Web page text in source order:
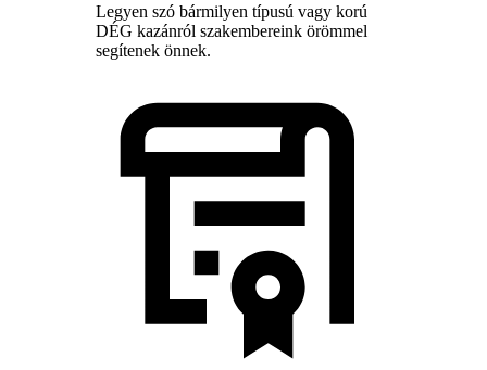
Legyen szó bármilyen típusú vagy korú
DÉG kazánról szakembereink örömmel
segítenek önnek.